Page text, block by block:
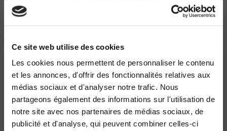
Ce site web utilise des cookies
Les cookies nous permettent de personnaliser le contenu
et les annonces, d'offrir des fonctionnalités relatives aux
médias sociaux et d'analyser notre trafic. Nous
partageons également des informations sur l'utilisation de
notre site avec nos partenaires de médias sociaux, de
publicité et d'analyse, qui peuvent combiner celles-ci
L'indo-Pacifique
Delphine Allès, Christophe Jaffrelot